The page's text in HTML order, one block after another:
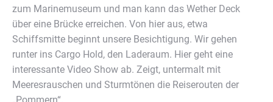
zum Marinemuseum und man kann das Wether Deck
über eine Brücke erreichen. Von hier aus, etwa
Schiffsmitte beginnt unsere Besichtigung. Wir gehen
runter ins Cargo Hold, den Laderaum. Hier geht eine
interessante Video Show ab. Zeigt, untermalt mit
Meeresrauschen und Sturmtönen die Reiserouten der